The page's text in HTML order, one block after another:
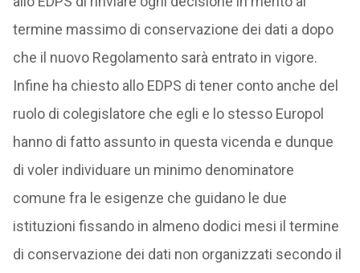
termine massimo di conservazione dei dati a dopo
che il nuovo Regolamento sarà entrato in vigore.
Infine ha chiesto allo EDPS di tener conto anche del
ruolo di colegislatore che egli e lo stesso Europol
hanno di fatto assunto in questa vicenda e dunque
di voler individuare un minimo denominatore
comune fra le esigenze che guidano le due
istituzioni fissando in almeno dodici mesi il termine
di conservazione dei dati non organizzati secondo il